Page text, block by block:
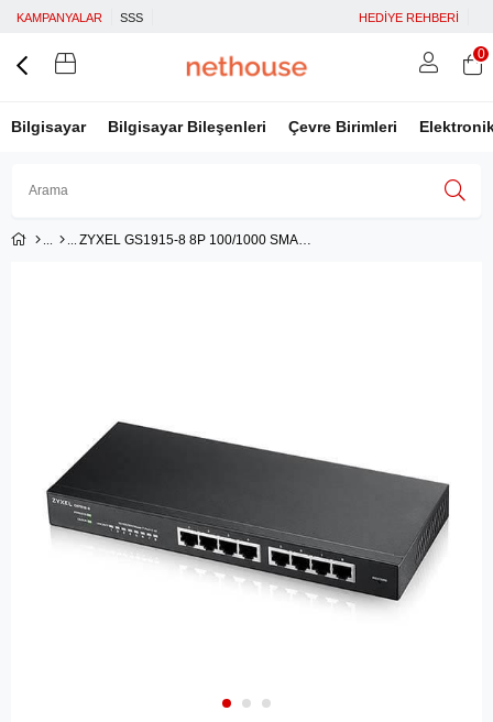
KAMPANYALAR SSS HEDİYE REHBERİ
Bilgisayar Bilgisayar Bileşenleri Çevre Birimleri
0
ZYXEL GS1915-8 8P 100/1000 SMART YÖNETİLEBİLİR HYBRID NEBULAFLEX SWITCH